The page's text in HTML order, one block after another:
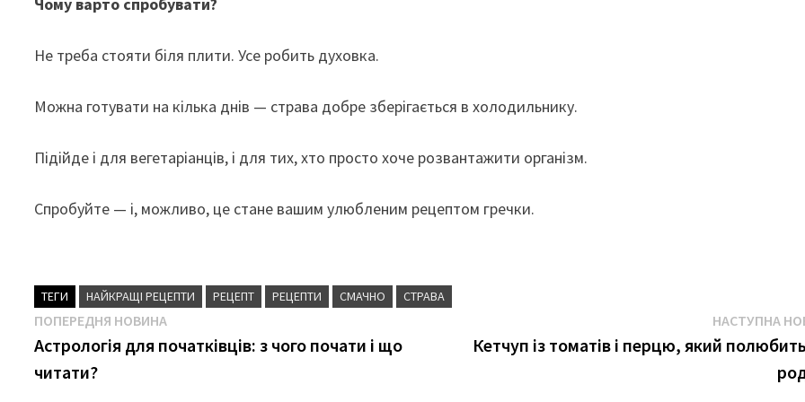
Чому варто спробувати?
Не треба стояти біля плити. Усе робить духовка.
Можна готувати на кілька днів — страва добре зберігається в холодильнику.
Підійде і для вегетаріанців, і для тих, хто просто хоче розвантажити організм.
Спробуйте — і, можливо, це стане вашим улюбленим рецептом гречки.
ТЕГИ НАЙКРАЩІ РЕЦЕПТИ РЕЦЕПТ РЕЦЕПТИ СМАЧНО СТРАВА
Навігація
записів
ПОПЕРЕДНЯ НОВИНАПопередня
новина
Астрологія для початківців: з чого почати і що
читати?
НАСТУПНА
Кетчуп із томатів і перцю, який